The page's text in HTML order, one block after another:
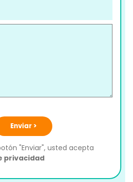
Enviar >
"Enviar", usted acepta
privacidad